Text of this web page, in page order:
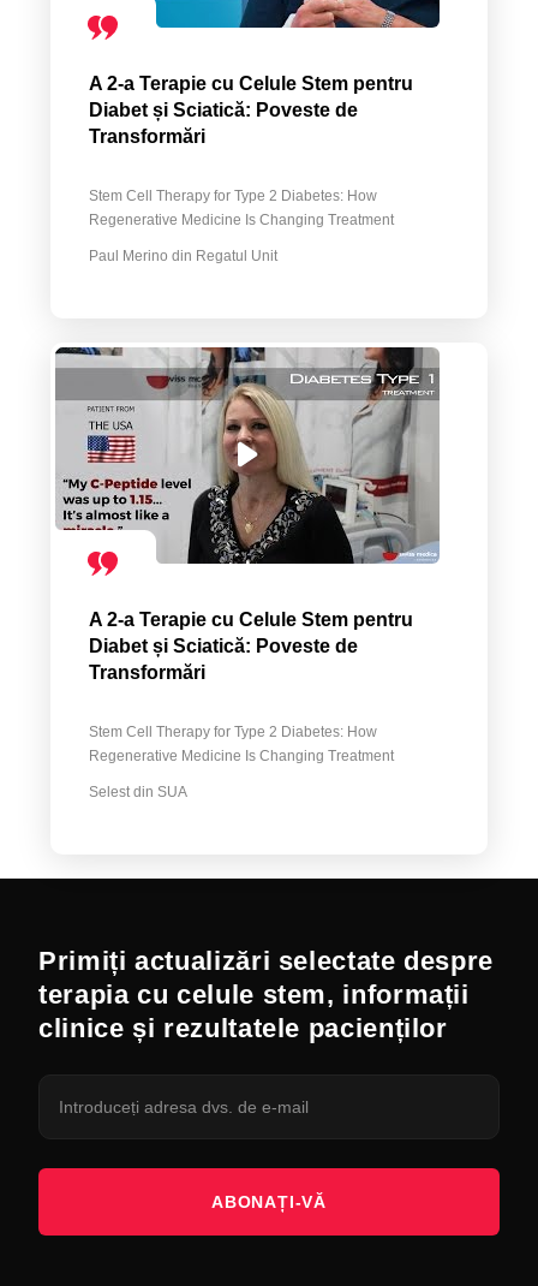
A 2-a Terapie cu Celule Stem pentru
Diabet și Sciatică: Poveste de
Transformări
Stem Cell Therapy for Type 2 Diabetes: How
Regenerative Medicine Is Changing Treatment
Paul Merino din Regatul Unit
A 2-a Terapie cu Celule Stem pentru
Diabet și Sciatică: Poveste de
Transformări
Stem Cell Therapy for Type 2 Diabetes: How
Regenerative Medicine Is Changing Treatment
Selest din SUA
Primiți actualizări selectate despre
terapia cu celule stem, informații
clinice și rezultatele pacienților
ABONAȚI-VĂ